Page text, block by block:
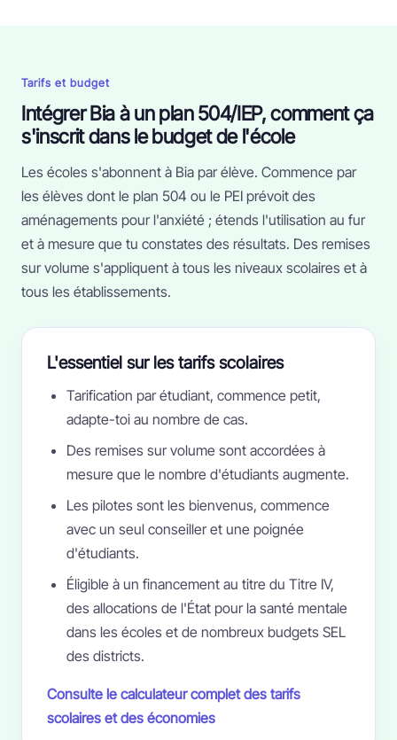
Tarifs et budget
Intégrer Bia à un plan 504/IEP, comment ça
s'inscrit dans le budget de l'école
Les écoles s'abonnent à Bia par élève. Commence par
les élèves dont le plan 504 ou le PEI prévoit des
aménagements pour l'anxiété ; étends l'utilisation au fur
et à mesure que tu constates des résultats. Des remises
sur volume s'appliquent à tous les niveaux scolaires et à
tous les établissements.
L'essentiel sur les tarifs scolaires
Tarification par étudiant, commence petit,
adapte-toi au nombre de cas.
Des remises sur volume sont accordées à
mesure que le nombre d'étudiants augmente.
Les pilotes sont les bienvenus, commence
avec un seul conseiller et une poignée
d'étudiants.
Éligible à un financement au titre du Titre IV,
des allocations de l'État pour la santé mentale
dans les écoles et de nombreux budgets SEL
des districts.
Consulte le calculateur complet des tarifs
scolaires et des économies